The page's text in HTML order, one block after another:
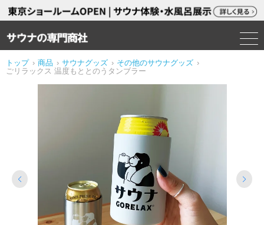
トップ › 商品 › サウナグッズ › その他のサウナグッズ ›
ごリラックス 温度もととのうタンブラー